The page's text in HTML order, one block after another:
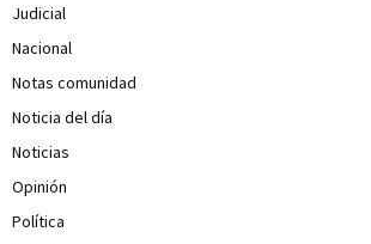
Judicial
Nacional
Notas comunidad
Noticia del día
Noticias
Opinión
Política